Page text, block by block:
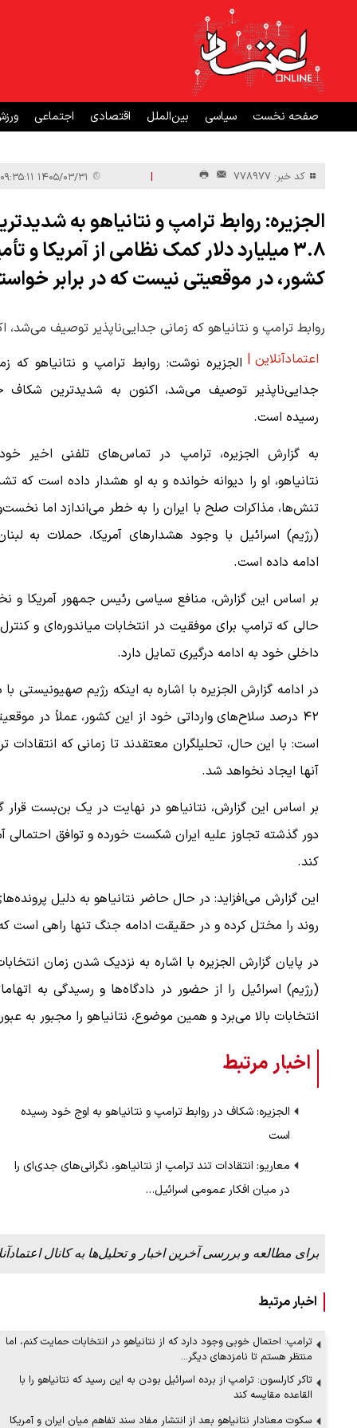
صفحه نخست سیاسی بین‌الملل اقتصادی اجتماعی
کد خبر: 778977 |
الجزیره: روابط ترامپ و نتانیاهو به
کشور، در موقعیتی نیست که در برابر
روابط ترامپ و نتانیاهو که زمانی جدایی‌ناپذیر توصیف
اعتمادآنلاین | الجزیره نوشت: روابط ترامپ و نتانیاهو که
جدایی‌ناپذیر توصیف می‌شد، اکنون به شدیدترین شکاف
رسیده است.
به گزارش الجزیره، ترامپ در تماس‌های تلفنی اخیر
نتانیاهو، او را دیوانه خوانده و به او هشدار داده است که
تنش‌ها، مذاکرات صلح با ایران را به خطر می‌اندازد اما
(رژیم) اسرائیل با وجود هشدارهای آمریکا، حملات به
ادامه داده است.
بر اساس این گزارش، منافع سیاسی رئیس جمهور آمریکا و
حالی که ترامپ برای موفقیت در انتخابات میاندوره‌ای و
داخلی خود به ادامه درگیری تمایل دارد.
۴۲ درصد سلاح‌های وارداتی خود از این کشور، عملاً در
است: با این حال، تحلیلگران معتقدند تا زمانی که
آنها ایجاد نخواهد شد.
بر اساس این گزارش، نتانیاهو در نهایت در یک بن‌بست
دور گذشته تجاوز علیه ایران شکست خورده و توافق احتمالی
کند.
این گزارش می‌افزاید: در حال حاضر نتانیاهو به دلیل
روند را مختل کرده و در حقیقت ادامه جنگ تنها راهی است
در پایان گزارش الجزیره با اشاره به نزدیک شدن زمان
(رژیم) اسرائیل را از حضور در دادگاه‌ها و رسیدگی به
انتخابات بالا می‌برد و همین موضوع، نتانیاهو را مجبور به
اخبار مرتبط
الجزیره: شکاف در روابط ترامپ و نتانیاهو به اوج خود رسیده
است
معاریو: انتقادات تند ترامپ از نتانیاهو، نگرانی‌های جدی‌ای را
در میان افکار عمومی اسرائیل…
برای مطالعه و بررسی آخرین اخبار و تحلیل‌ها به کانال
اخبار مرتبط
ترامپ: احتمال خوبی وجود دارد که از نتانیاهو در انتخابات حمایت کنم، اما
منتظر هستم تا نامزدهای دیگر…
تاکر کارلسون: ترامپ از برده اسرائیل بودن به این رسید که نتانیاهو را با
القاعده مقایسه کند
سکوت معنادار نتانیاهو بعد از انتشار مفاد سند تفاهم میان ایران و آمریکا